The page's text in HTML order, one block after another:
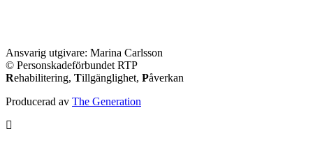
Ansvarig utgivare: Marina Carlsson
© Personskadeförbundet RTP
Rehabilitering, Tillgänglighet, Påverkan
Producerad av The Generation